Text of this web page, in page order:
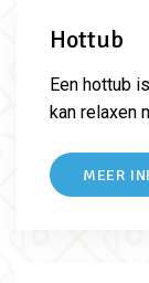
Hottub
Een hottub
kan relaxen
MEER